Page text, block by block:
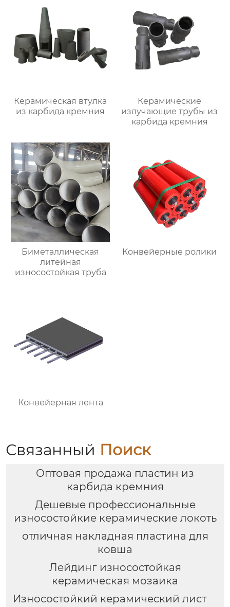
Керамическая втулка
из карбида кремния
Керамические
излучающие трубы из
карбида кремния
Биметаллическая
литейная
износостойкая труба
Конвейерные ролики
Конвейерная лента
Связанный Поиск
Оптовая продажа пластин из
карбида кремния
Дешевые профессиональные
износостойкие керамические локоть
отличная накладная пластина для
ковша
Лейдинг износостойкая
керамическая мозаика
Износостойкий керамический лист